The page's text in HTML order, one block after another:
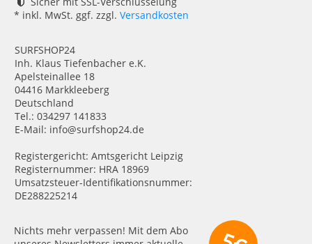
* inkl. MwSt. ggf. zzgl. Versandkosten
SURFSHOP24
Inh. Klaus Tiefenbacher e.K.
Apelsteinallee 18
04416 Markkleeberg
Deutschland
Tel.: 034297 141833
E-Mail: info@surfshop24.de
Registergericht: Amtsgericht Leipzig
Registernummer: HRA 18969
Umsatzsteuer-Identifikationsnummer:
DE288225214
Nichts mehr verpassen! Mit dem Abo